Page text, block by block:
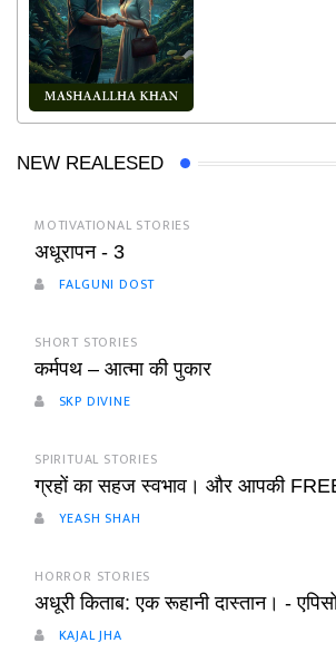
NEW REALESED
MOTIVATIONAL STORIES
अधूरापन - 3
FALGUNI DOST
SHORT STORIES
कर्मपथ – आत्मा की पुकार
SKP DIVINE
SPIRITUAL STORIES
ग्रहों का सहज स्वभाव। और आपकी
YEASH SHAH
HORROR STORIES
अधूरी किताब: एक रूहानी दास्तान। -
KAJAL JHA